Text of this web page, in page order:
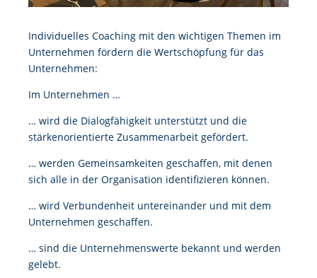
Individuelles Coaching mit den wichtigen Themen im
Unternehmen fördern die Wertschöpfung für das
Unternehmen:
Im Unternehmen …
… wird die Dialogfähigkeit unterstützt und die
stärkenorientierte Zusammenarbeit gefördert.
… werden Gemeinsamkeiten geschaffen, mit denen
sich alle in der Organisation identifizieren können.
… wird Verbundenheit untereinander und mit dem
Unternehmen geschaffen.
… sind die Unternehmenswerte bekannt und werden
gelebt.